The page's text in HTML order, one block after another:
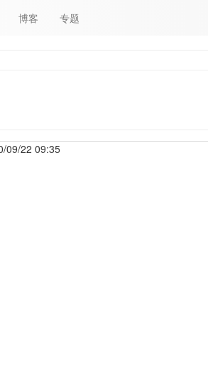
博客 专题
09/22 09:35